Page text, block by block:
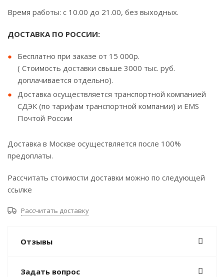
Время работы: с 10.00 до 21.00, без выходных.
ДОСТАВКА ПО РОССИИ:
Бесплатно при заказе от 15 000р.
( Стоимость доставки свыше 3000 тыс. руб.
доплачивается отдельно).
Доставка осуществляется транспортной компанией
СДЭК (по тарифам транспортной компании) и EMS
Почтой России
Доставка в Москве осуществляется после 100%
предоплаты.
Рассчитать стоимости доставки можно по следующей
ссылке
Рассчитать доставку
Отзывы
Задать вопрос